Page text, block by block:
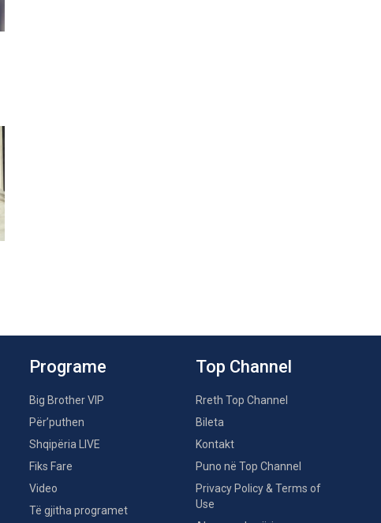
Programe
Big Brother VIP
Për’puthen
Shqipëria LIVE
Fiks Fare
Video
Të gjitha programet
Top Channel
Rreth Top Channel
Bileta
Kontakt
Puno në Top Channel
Privacy Policy & Terms of
Use